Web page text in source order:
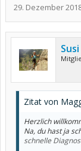
29. Dezember
Zitat von
Herzlich
Na, du hast ja
schnelle